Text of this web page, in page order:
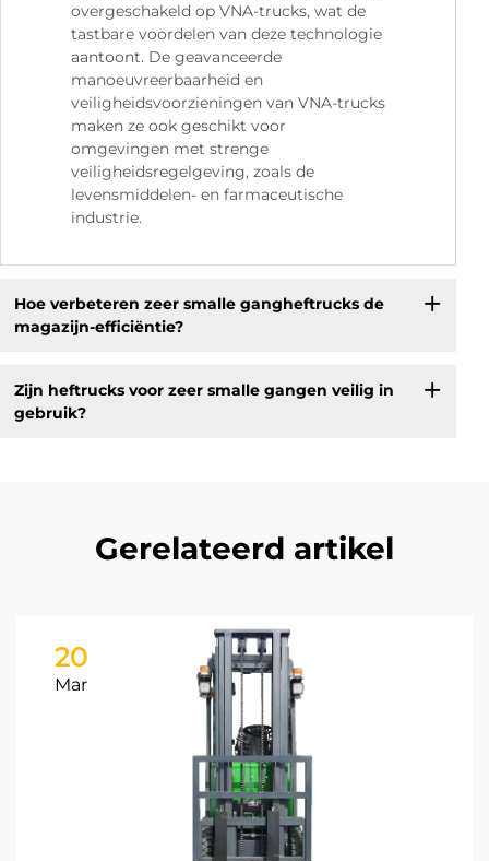
overgeschakeld op VNA-trucks, wat de
tastbare voordelen van deze technologie
aantoont. De geavanceerde
manoeuvreerbaarheid en
veiligheidsvoorzieningen van VNA-trucks
maken ze ook geschikt voor
omgevingen met strenge
veiligheidsregelgeving, zoals de
levensmiddelen- en farmaceutische
industrie.
Hoe verbeteren zeer smalle gangheftrucks de
magazijn-efficiëntie?
Zijn heftrucks voor zeer smalle gangen veilig in
gebruik?
Gerelateerd artikel
20
Mar